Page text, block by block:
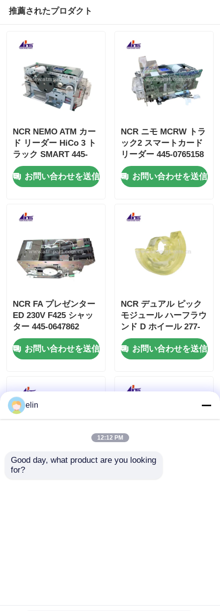
推薦されたプロダクト
NCR NEMO ATM カー
ド リーダー HiCo 3 ト
ラック SMART 445-
0765159 4450765159
お問い合わせを送信
NCR ニモ MCRW トラ
ック2 スマートカード
リーダー 445-0765158
お問い合わせを送信
NCR FA プレゼンター
ED 230V F425 シャッ
ター 445-0647862
4450647862
お問い合わせを送信
NCR デュアル ピック
モジュール ハーフラウ
ンド D ホイール 277-
0008939 445-0737509
445-0592170
お問い合わせを送信
elin
12:12 PM
Good day, what product are you looking
for?